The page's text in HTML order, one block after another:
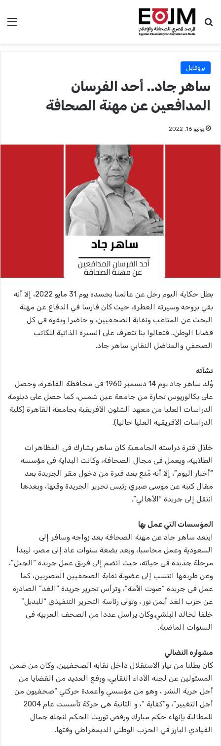
بحث عن
بروفايل
ساهر جاد.. أحد الفرسان
المدافعين عن مهنة الصحافة
يونيو 16, 2022
بطل حكاية اليوم رحل عن عالمنا بجسده يوم 31 مايو 2022، إلا أنه
بقي بروحه وسيرته العطرة، حيث كان فارسا في الدفاع عن مهنة
البحث عن المتاعب ونقابة الصحفيين، و حاضرا وبقوة في كل
قضايا الوطن.. فتعالوا بنا نتعرف على السيرة الذاتية للكاتب
الصحفي والمناضل النقابي ساهر جاد.
نشأته
وُلد ساهر جاد يوم 14 ديسمبر 1960 فى محافظة القاهرة، وحصل
على بكالوريوس تجارة من جامعة عين شمس، كما حصل على دبلومة
الدراسات العليا من معهد الشئون الأفريقية بجامعة القاهرة (كلية
الدراسات الأفريقية العليا حاليا).
خلال فترة دراسته الجامعية كان ساهر يشارك فى المظاهرات
الطلابية، ويعمل فى مجال الصحافة، وكانت البداية فى مؤسسة
“أخبار اليوم”، إلا أنه مُنع بعد فترة من دخول مقر الجريدة بعد
مقال كتبه عن موسى صبري رئيس تحرير الجريدة وقتها، وبعدها
انتقل إلى جريدة “الأهالي”.
المؤسسات التي عمل بها
ابتعد ساهر جاد عن مهنة الصحافة بعد زواجه وسافر إلى
السعودية وعمل محاسبا، وبعد بضعة سنوات عاد إلى مصر، ليبدأ
مرحلة جديدة فى حياته، حيث انضم إلى فريق عمل جريدة “الجيل”،
وعن طريقها انتسب إلى عضوية نقابة الصحفيين المصريين، كما
عمل فى جريدة “صوت الأمة”، وترأس تحرير جريدة “الغد” الصادرة
عن حزب الغد أيمن نور ، وتولى رئاسة التحرير التنفيذي “للبديل”
خلفا لخالد البلشي.وكان يراسل عددا من الصحف العربية فى
السنوات الماضية.
مشواره النضالي
كان بطلنا من تيار الاستقلال داخل نقابة الصحفيين، وكان من ضمن
المسئولين عن لجنة الأداء النقابي، ورفع العديد من القضايا من
أجل حرية النشر ، وهو من مؤسسي وأعمدة حركتي “صحفيون من
أجل التغيير”، و”كفاية “، و الثانية هى حركة تأسست عام 2004
للمطالبة بإنهاء حكم مبارك ورفض توريث الحكم لنجله جمال
القيادي البارز في الحزب الوطني الديمقراطي وقتها.